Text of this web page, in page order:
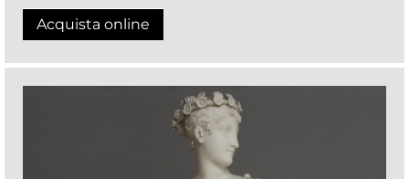
Acquista online